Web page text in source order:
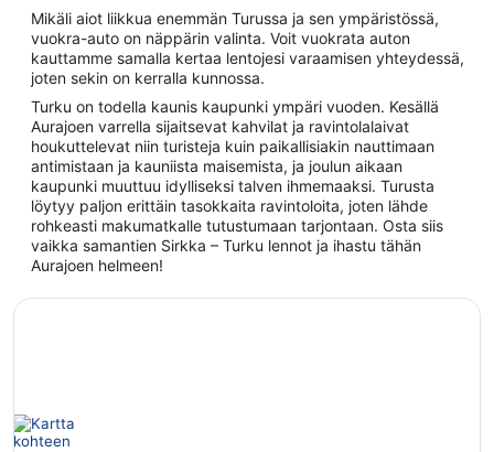
Mikäli aiot liikkua enemmän Turussa ja sen ympäristössä,
vuokra-auto on näppärin valinta. Voit vuokrata auton
kauttamme samalla kertaa lentojesi varaamisen yhteydessä,
joten sekin on kerralla kunnossa.
Turku on todella kaunis kaupunki ympäri vuoden. Kesällä
Aurajoen varrella sijaitsevat kahvilat ja ravintolalaivat
houkuttelevat niin turisteja kuin paikallisiakin nauttimaan
antimistaan ja kauniista maisemista, ja joulun aikaan
kaupunki muuttuu idylliseksi talven ihmemaaksi. Turusta
löytyy paljon erittäin tasokkaita ravintoloita, joten lähde
rohkeasti makumatkalle tutustumaan tarjontaan. Osta siis
vaikka samantien Sirkka – Turku lennot ja ihastu tähän
Aurajoen helmeen!